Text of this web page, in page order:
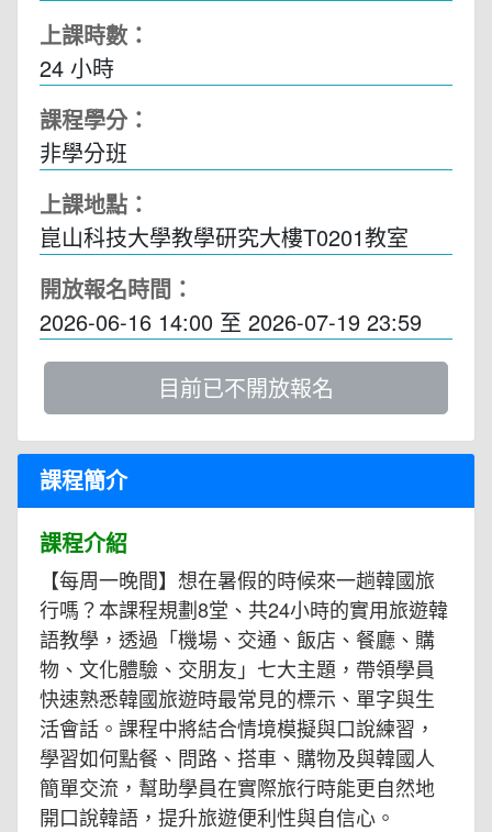
上課時數：
24 小時
課程學分：
非學分班
上課地點：
崑山科技大學教學研究大樓T0201教室
開放報名時間：
2026-06-16 14:00 至 2026-07-19 23:59
目前已不開放報名
課程簡介
課程介紹
【每周一晚間】想在暑假的時候來一趟韓國旅
行嗎？本課程規劃8堂、共24小時的實用旅遊韓
語教學，透過「機場、交通、飯店、餐廳、購
物、文化體驗、交朋友」七大主題，帶領學員
快速熟悉韓國旅遊時最常見的標示、單字與生
活會話。課程中將結合情境模擬與口說練習，
學習如何點餐、問路、搭車、購物及與韓國人
簡單交流，幫助學員在實際旅行時能更自然地
開口說韓語，提升旅遊便利性與自信心。